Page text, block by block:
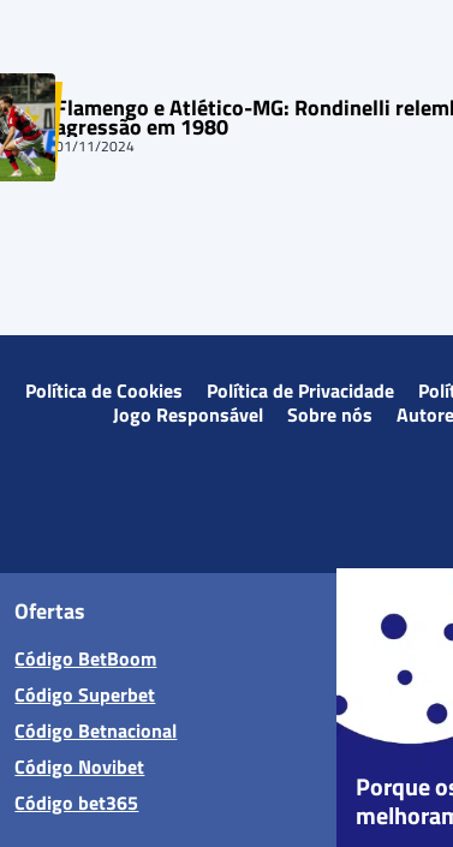
Flamengo e Atlético-MG: Rondinelli
agressão em 1980
01/11/2024
Política de Cookies Política de Privacidade
Jogo Responsável
Sobre nós
Ofertas
Código BetBoom
Código Superbet
Código Betnacional
Código Novibet
Código bet365
Porque